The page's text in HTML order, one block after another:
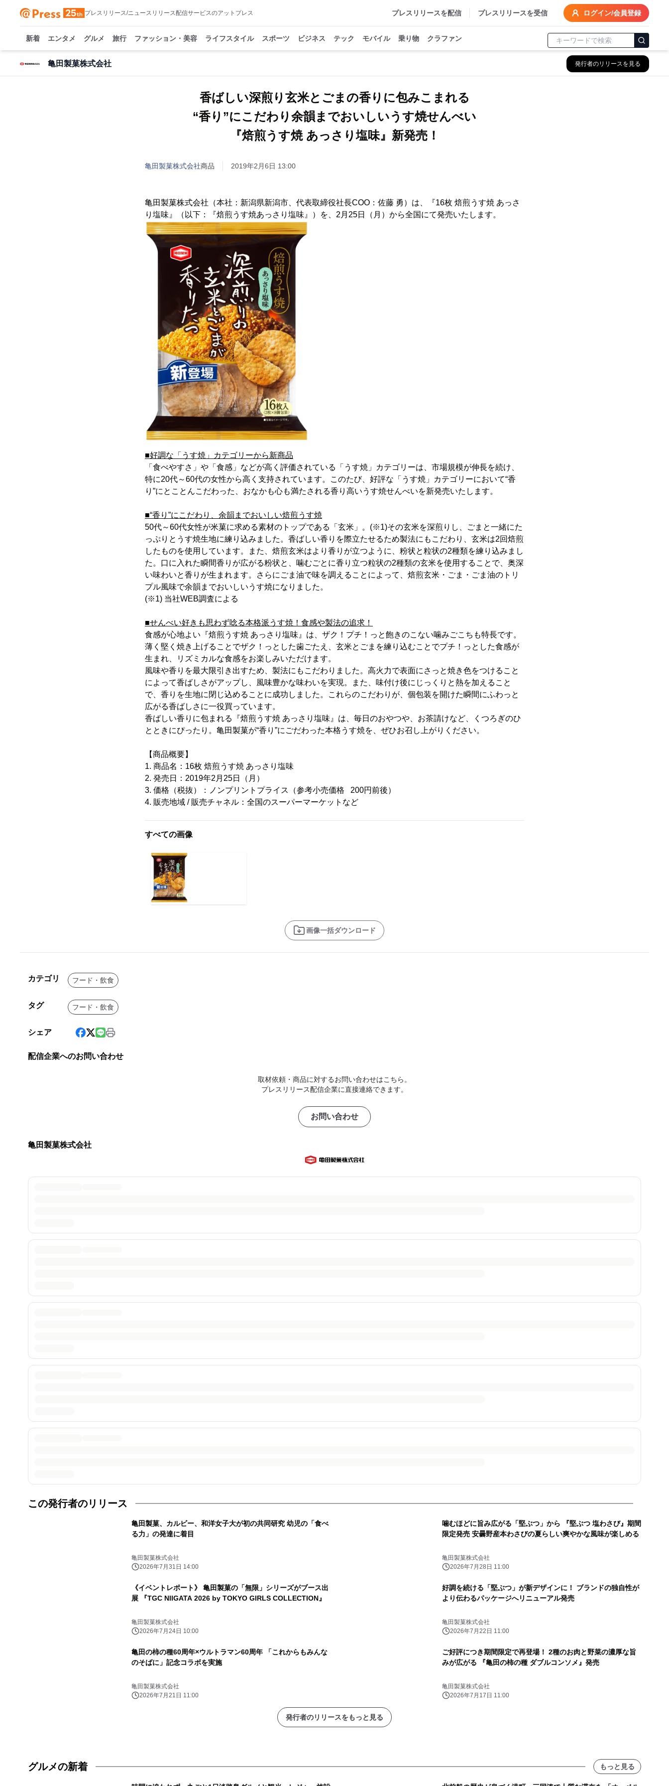
プレスリリース/ニュースリリース配信サービスのアットプレス プレスリリースを配信 プレスリリースを受信 ログイン/会員登録
新着 エンタメ グルメ 旅行 ファッション・美容 ライフスタイル スポーツ ビジネス テック モバイル 乗り物 クラファン
亀田製菓株式会社 発行者のリリースを見る
香ばしい深煎り玄米とごまの香りに包みこまれる
“香り”にこだわり余韻までおいしいうす焼せんべい
『焙煎うす焼 あっさり塩味』新発売！
亀田製菓株式会社商品 2019年2月6日 13:00
亀田製菓株式会社（本社：新潟県新潟市、代表取締役社長COO：佐藤 勇）は、『16枚 焙煎うす焼 あっさ
り塩味』（以下：『焙煎うす焼あっさり塩味』）を、2月25日（月）から全国にて発売いたします。
■好調な「うす焼」カテゴリーから新商品
「食べやすさ」や「食感」などが高く評価されている「うす焼」カテゴリーは、市場規模が伸長を続け、
特に20代～60代の女性から高く支持されています。このたび、好評な「うす焼」カテゴリーにおいて“香
り”にとことんこだわった、おなかも心も満たされる香り高いうす焼せんべいを新発売いたします。
■“香り”にこだわり、余韻までおいしい焙煎うす焼
50代～60代女性が米菓に求める素材のトップである「玄米」。(※1)その玄米を深煎りし、ごまと一緒にた
っぷりとうす焼生地に練り込みました。香ばしい香りを際立たせるため製法にもこだわり、玄米は2回焙煎
したものを使用しています。また、焙煎玄米はより香りが立つように、粉状と粒状の2種類を練り込みまし
た。口に入れた瞬間香りが広がる粉状と、噛むごとに香り立つ粒状の2種類の玄米を使用することで、奥深
い味わいと香りが生まれます。さらにごま油で味を調えることによって、焙煎玄米・ごま・ごま油のトリ
プル風味で余韻までおいしいうす焼になりました。
(※1) 当社WEB調査による
■せんべい好きも思わず唸る本格派うす焼！食感や製法の追求！
食感が心地よい『焙煎うす焼 あっさり塩味』は、ザク！プチ！っと飽きのこない噛みごこちも特長です。
薄く堅く焼き上げることでザク！っとした歯ごたえ、玄米とごまを練り込むことでプチ！っとした食感が
生まれ、リズミカルな食感をお楽しみいただけます。
風味や香りを最大限引き出すため、製法にもこだわりました。高火力で表面にさっと焼き色をつけること
によって香ばしさがアップし、風味豊かな味わいを実現。また、味付け後にじっくりと熱を加えること
で、香りを生地に閉じ込めることに成功しました。これらのこだわりが、個包装を開けた瞬間にふわっと
広がる香ばしさに一役買っています。
香ばしい香りに包まれる『焙煎うす焼 あっさり塩味』は、毎日のおやつや、お茶請けなど、くつろぎのひ
とときにぴったり。亀田製菓が“香り”にごだわった本格うす焼を、ぜひお召し上がりください。
【商品概要】
1. 商品名：16枚 焙煎うす焼 あっさり塩味
2. 発売日：2019年2月25日（月）
3. 価格（税抜）：ノンプリントプライス（参考小売価格 200円前後）
4. 販売地域 / 販売チャネル：全国のスーパーマーケットなど
すべての画像
画像一括ダウンロード
カテゴリ フード・飲食
タグ フード・飲食
シェア
配信企業へのお問い合わせ
取材依頼・商品に対するお問い合わせはこちら。
プレスリリース配信企業に直接連絡できます。
お問い合わせ
亀田製菓株式会社
この発行者のリリース
亀田製菓、カルビー、和洋女子大が初の共同研究 幼児の「食べ
る力」の発達に着目
亀田製菓株式会社
2026年7月31日 14:00
噛むほどに旨み広がる「堅ぶつ」から 『堅ぶつ 塩わさび』期間
限定発売 安曇野産本わさびの夏らしい爽やかな風味が楽しめる
亀田製菓株式会社
2026年7月28日 11:00
《イベントレポート》 亀田製菓の「無限」シリーズがブース出
展 『TGC NIIGATA 2026 by TOKYO GIRLS COLLECTION』
亀田製菓株式会社
2026年7月24日 10:00
好調を続ける「堅ぶつ」が新デザインに！ ブランドの独自性が
より伝わるパッケージへリニューアル発売
亀田製菓株式会社
2026年7月22日 11:00
亀田の柿の種60周年×ウルトラマン60周年 「これからもみんな
のそばに」記念コラボを実施
亀田製菓株式会社
2026年7月21日 11:00
ご好評につき期間限定で再登場！ 2種のお肉と野菜の濃厚な旨
みが広がる 『亀田の柿の種 ダブルコンソメ』発売
亀田製菓株式会社
2026年7月17日 11:00
発行者のリリースをもっと見る
グルメの新着 もっと見る